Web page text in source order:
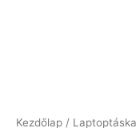
Kezdőlap / Laptoptáska